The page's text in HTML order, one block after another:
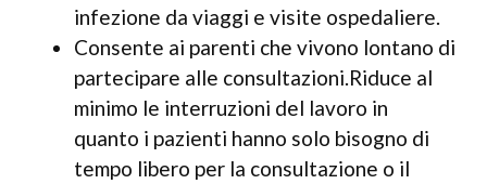
infezione da viaggi e visite ospedaliere.
Consente ai parenti che vivono lontano di
partecipare alle consultazioni.Riduce al
minimo le interruzioni del lavoro in
quanto i pazienti hanno solo bisogno di
tempo libero per la consultazione o il